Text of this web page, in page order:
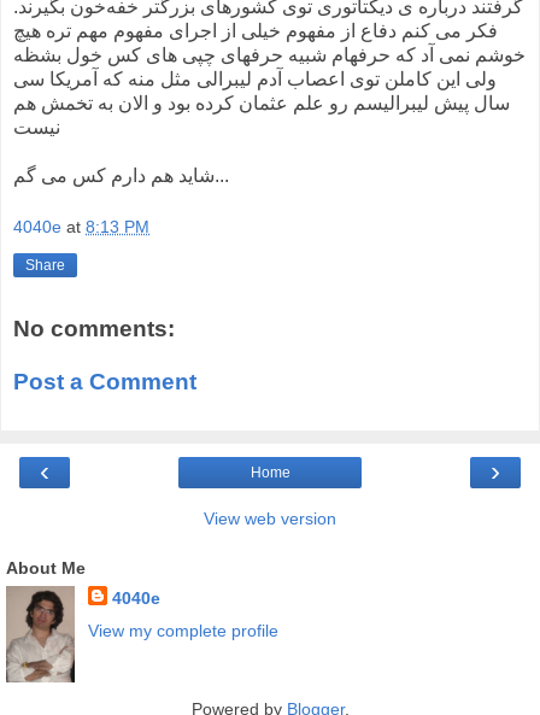
گرفتند درباره ی دیکتاتوری توی کشورهای بزرگتر خفه‌خون بگیرند.
فکر می کنم دفاع از مفهوم خیلی از اجرای مفهوم مهم تره هیچ
خوشم نمی آد که حرفهام شبیه حرفهای چپی های کس خول بشظه
ولی این کاملن توی اعصاب آدم لیبرالی مثل منه که آمریکا سی
سال پیش لیبرالیسم رو علم عثمان کرده بود و الان به تخمش هم
نیست
شاید هم دارم کس می گم...
4040e at 8:13 PM
Share
No comments:
Post a Comment
‹ ›
Home
View web version
About Me
4040e
View my complete profile
Powered by Blogger.